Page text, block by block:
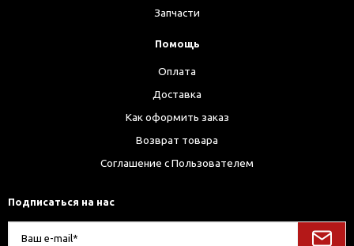
Запчасти
Помощь
Оплата
Доставка
Как оформить заказ
Возврат товара
Соглашение с Пользователем
Подписаться на нас